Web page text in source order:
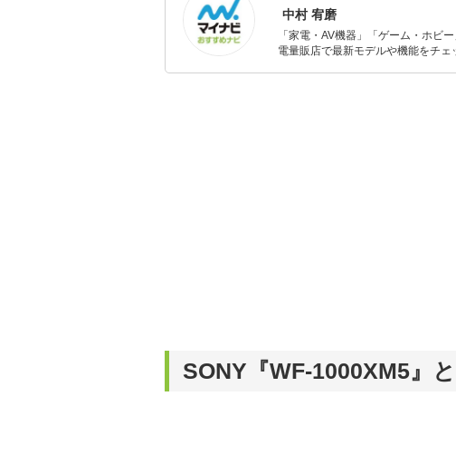
中村 宥磨
「家電・AV機器」「ゲーム・ホビ
電量販店で最新モデルや機能をチ
SONY『WF-1000XM5』